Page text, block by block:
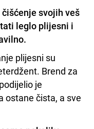
svojih veš
leglo plijesni i
plijesni su
Brend za
je
ostane čista, a sve